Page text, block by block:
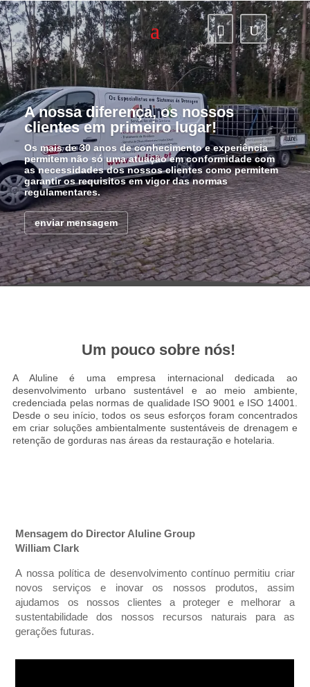
 U
A nossa diferença, os nossos
clientes em primeiro lugar!
Os mais de 30 anos de conhecimento e experiência
permitem não só uma atuação em conformidade com
as necessidades dos nossos clientes como permitem
garantir os requisitos em vigor das normas
regulamentares.
enviar mensagem
Um pouco sobre nós!
A Aluline é uma empresa internacional dedicada ao
desenvolvimento urbano sustentável e ao meio ambiente,
credenciada pelas normas de qualidade ISO 9001 e ISO 14001.
Desde o seu início, todos os seus esforços foram concentrados
em criar soluções ambientalmente sustentáveis de drenagem e
retenção de gorduras nas áreas da restauração e hotelaria.
Mensagem do Director Aluline Group
William Clark
A nossa política de desenvolvimento contínuo permitiu criar
novos serviços e inovar os nossos produtos, assim
ajudamos os nossos clientes a proteger e melhorar a
sustentabilidade dos nossos recursos naturais para as
gerações futuras.